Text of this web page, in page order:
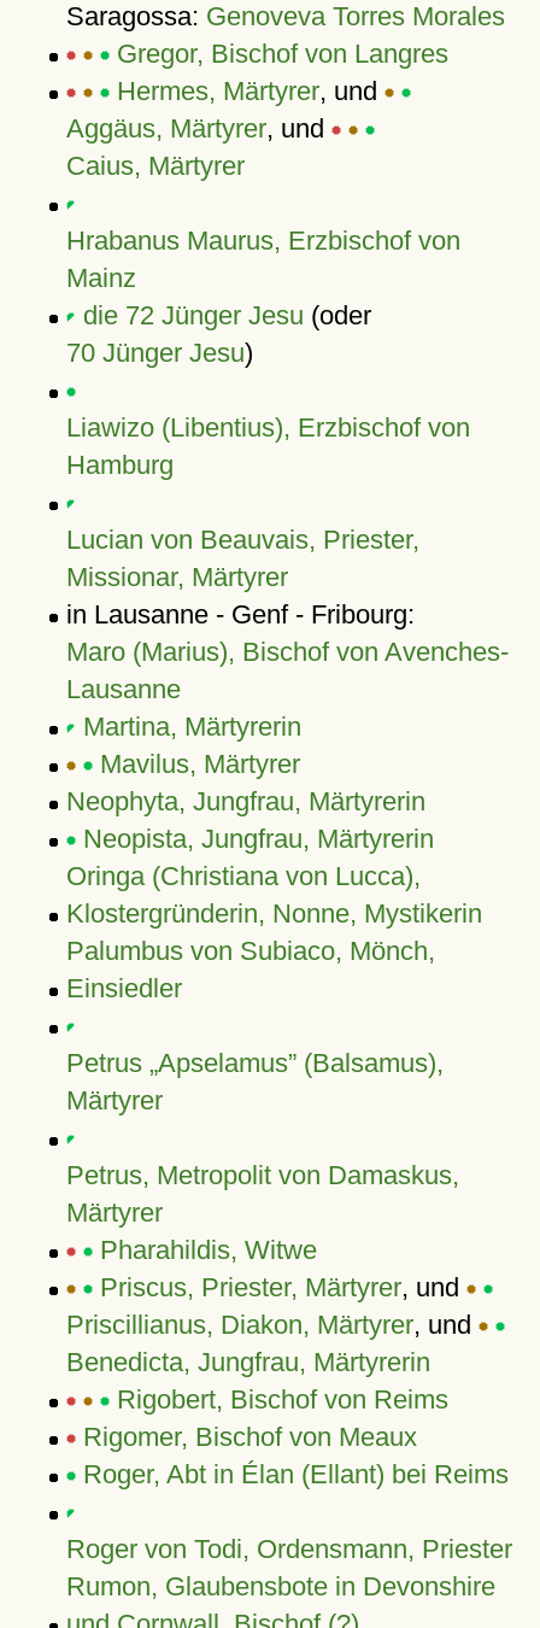
Saragossa: Genoveva Torres Morales
Gregor, Bischof von Langres
Hermes, Märtyrer, und
Aggäus, Märtyrer, und
Caius, Märtyrer
Hrabanus Maurus, Erzbischof von
Mainz
die 72 Jünger Jesu (oder
70 Jünger Jesu)
Liawizo (Libentius), Erzbischof von
Hamburg
Lucian von Beauvais, Priester,
Missionar, Märtyrer
in Lausanne - Genf - Fribourg:
Maro (Marius), Bischof von Avenches-
Lausanne
Martina, Märtyrerin
Mavilus, Märtyrer
Neophyta, Jungfrau, Märtyrerin
Neopista, Jungfrau, Märtyrerin
Oringa (Christiana von Lucca),
Klostergründerin, Nonne, Mystikerin
Palumbus von Subiaco, Mönch,
Einsiedler
Petrus „Apselamus” (Balsamus),
Märtyrer
Petrus, Metropolit von Damaskus,
Märtyrer
Pharahildis, Witwe
Priscus, Priester, Märtyrer, und
Priscillianus, Diakon, Märtyrer, und
Benedicta, Jungfrau, Märtyrerin
Rigobert, Bischof von Reims
Rigomer, Bischof von Meaux
Roger, Abt in Élan (Ellant) bei Reims
Roger von Todi, Ordensmann, Priester
Rumon, Glaubensbote in Devonshire